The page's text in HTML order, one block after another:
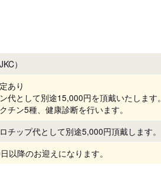
）
あり
代として別途15,000円を頂戴いたします。
チン5種、健康診断を行います。
チップ代として別途5,000円頂戴します。
以降のお迎えになります。